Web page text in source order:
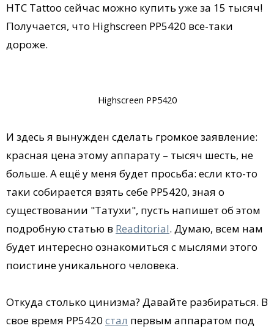
HTC Tattoo сейчас можно купить уже за 15 тысяч!
Получается, что Highscreen PP5420 все-таки
дороже.
Highscreen PP5420
И здесь я вынужден сделать громкое заявление:
красная цена этому аппарату – тысяч шесть, не
больше. А ещё у меня будет просьба: если кто-то
таки собирается взять себе PP5420, зная о
существовании "Татухи", пусть напишет об этом
подробную статью в Readitorial. Думаю, всем нам
будет интересно ознакомиться с мыслями этого
поистине уникального человека.
Откуда столько цинизма? Давайте разбираться. В
свое время PP5420 стал первым аппаратом под